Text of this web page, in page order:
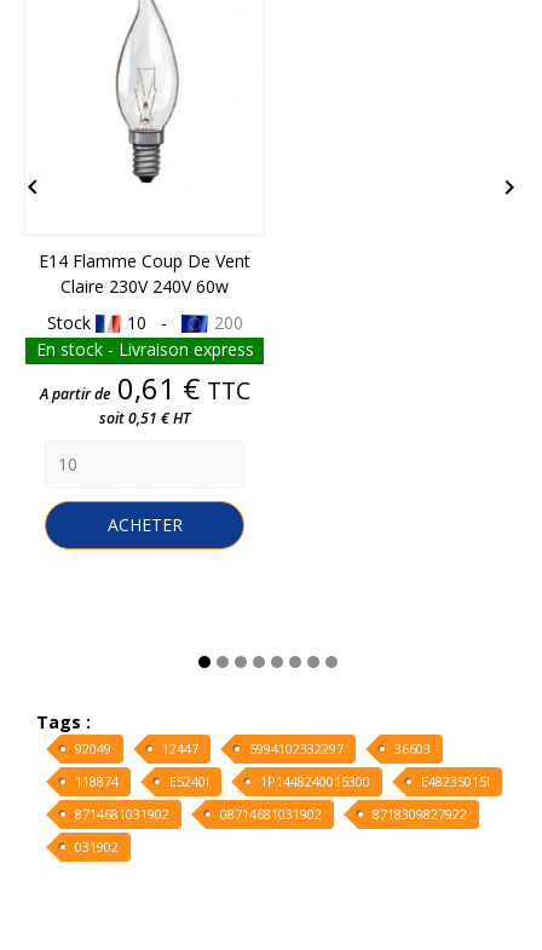
E14 Flamme Coup De Vent
Claire 230V 240V 60w
Stock
10 -
200
En stock - Livraison express
Prix
A partir de 0,61 € TTC
soit 0,51 € HT
ACHETER
 
Tags :
92049 12447 5994102332297
36603
118874
E5240I 1P1448240015300
E48235015I
8714681031902
08714681031902
8718309827922
031902